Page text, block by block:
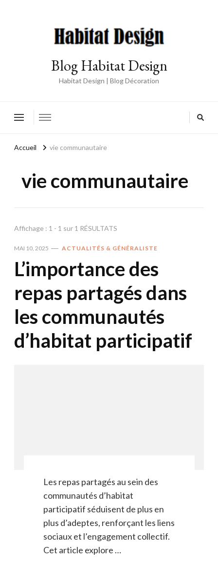
Blog Habitat Design
Habitat Design | Blog Décoration
Accueil vie communautaire
vie communautaire
Affichage : 1 - 1 sur 1 RÉSULTATS
MAI 10, 2025 ACTUALITÉS & GÉNÉRALISTE
L’importance des
repas partagés dans
les communautés
d’habitat participatif
Les repas partagés au sein des
communautés d’habitat
participatif séduisent de plus en
plus d’adeptes, renforçant les liens
sociaux et l’engagement collectif.
Cet article explore …